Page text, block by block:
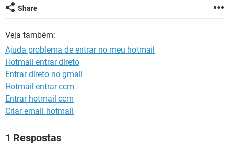
Share
Veja também:
Ajuda problema de entrar no meu hotmail
Hotmail entrar direto
Entrar direto no gmail
Hotmail entrar ccm
Entrar hotmail ccm
Criar email hotmail
1 Respostas